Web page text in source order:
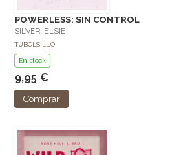
POWERLESS: SIN CONTROL
SILVER, ELSIE
TUBOLSILLO
En stock
9,95 €
Comprar